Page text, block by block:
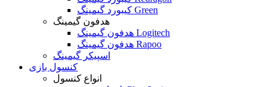
کیبورد گیمینگ Green
هدفون گیمینگ
هدفون گیمینگ Logitech
هدفون گیمینگ Rapoo
اسپیکر گیمینگ
کنسول بازی
انواع کنسول